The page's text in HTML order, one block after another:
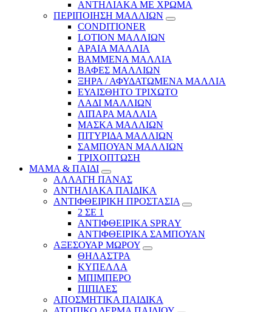
ΑΝΤΗΛΙΑΚΑ ΜΕ ΧΡΩΜΑ
ΠΕΡΙΠΟΙΗΣΗ ΜΑΛΛΙΩΝ
CONDITIONER
LOTION ΜΑΛΛΙΩΝ
ΑΡΑΙΑ ΜΑΛΛΙΑ
ΒΑΜΜΕΝΑ ΜΑΛΛΙΑ
ΒΑΦΕΣ ΜΑΛΛΙΩΝ
ΞΗΡΑ / ΑΦΥΔΑΤΩΜΕΝΑ ΜΑΛΛΙΑ
ΕΥΑΙΣΘΗΤΟ ΤΡΙΧΩΤΟ
ΛΑΔΙ ΜΑΛΛΙΩΝ
ΛΙΠΑΡΑ ΜΑΛΛΙΑ
ΜΑΣΚΑ ΜΑΛΛΙΩΝ
ΠΙΤΥΡΙΔΑ ΜΑΛΛΙΩΝ
ΣΑΜΠΟΥΑΝ ΜΑΛΛΙΩΝ
ΤΡΙΧΟΠΤΩΣΗ
ΜΑΜΑ & ΠΑΙΔΙ
ΑΛΛΑΓΗ ΠΑΝΑΣ
ΑΝΤΗΛΙΑΚΑ ΠΑΙΔΙΚΑ
ΑΝΤΙΦΘΕΙΡΙΚΗ ΠΡΟΣΤΑΣΙΑ
2 ΣΕ 1
ΑΝΤΙΦΘΕΙΡΙΚΑ SPRAY
ΑΝΤΙΦΘΕΙΡΙΚΑ ΣΑΜΠΟΥΑΝ
ΑΞΕΣΟΥΑΡ ΜΩΡΟΥ
ΘΗΛΑΣΤΡΑ
ΚΥΠΕΛΛΑ
ΜΠΙΜΠΕΡΟ
ΠΙΠΙΛΕΣ
ΑΠΟΣΜΗΤΙΚΑ ΠΑΙΔΙΚΑ